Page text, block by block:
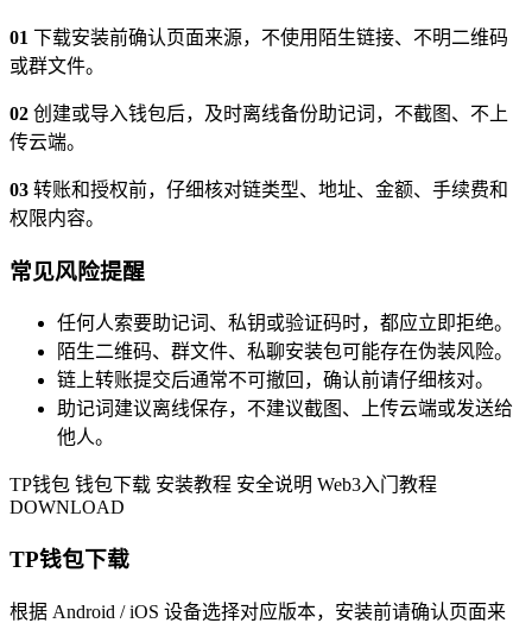
01 下载安装前确认页面来源，不使用陌生链接、不明二维码
或群文件。
02 创建或导入钱包后，及时离线备份助记词，不截图、不上
传云端。
03 转账和授权前，仔细核对链类型、地址、金额、手续费和
权限内容。
常见风险提醒
任何人索要助记词、私钥或验证码时，都应立即拒绝。
陌生二维码、群文件、私聊安装包可能存在伪装风险。
链上转账提交后通常不可撤回，确认前请仔细核对。
助记词建议离线保存，不建议截图、上传云端或发送给
他人。
TP钱包 钱包下载 安装教程 安全说明 Web3入门教程
DOWNLOAD
TP钱包下载
根据 Android / iOS 设备选择对应版本，安装前请确认页面来